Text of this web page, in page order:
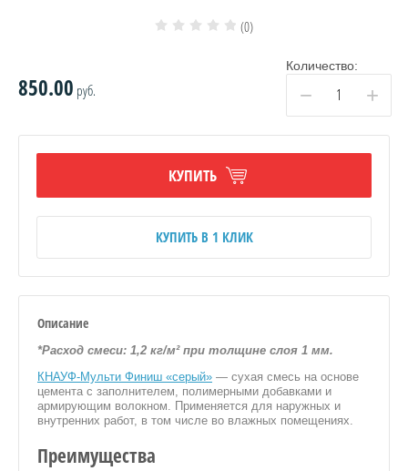
(0)
850.00 руб.
Количество:
− +
КУПИТЬ
КУПИТЬ В 1 КЛИК
Описание
*Расход смеси: 1,2 кг/м² при толщине слоя 1 мм.
КНАУФ-Мульти Финиш «серый» — сухая смесь на основе
цемента с заполнителем, полимерными добавками и
армирующим волокном. Применяется для наружных и
внутренних работ, в том числе во влажных помещениях.
Преимущества